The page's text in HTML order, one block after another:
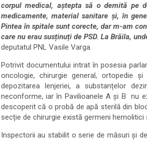
corpul medical, aștepta să o demită pe
medicamente, material sanitare și, în
Pintea în spitale sunt corecte, dar m-am
care nu erau susținuți de PSD. La Brăila,
deputatul PNL Vasile Varga.
Potrivit documentului intrat în posesia
oncologie, chirurgie general, ortopedie
depozitarea lenjeriei, a substanțelor
neconforme, iar în Pavilioanele A și B nu
descoperit că o probă de apă sterilă din
secție de chirurgie există germeni hemolitici
Inspectorii au stabilit o serie de măsuri și